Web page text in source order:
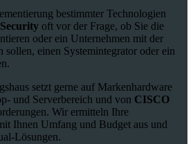
bestimmter Technologien
Security oft vor der Frage, ob Sie die
oder ein Unternehmen mit der
sollen, einen Systemintegrator oder ein
setzt gerne auf Markenhardware
und Serverbereich und von CISCO
Wir ermitteln Ihre
Ihnen Umfang und Budget aus und
Lösungen.